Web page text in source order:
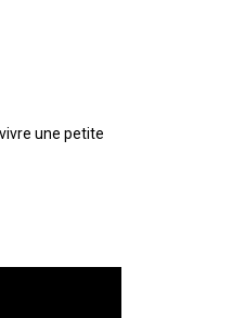
une petite